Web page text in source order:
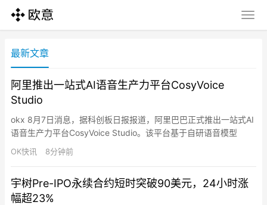
最新文章
阿里推出一站式AI语音生产力平台CosyVoice
Studio
okx 8月7日消息，据科创板日报报道，阿里巴巴正式推出一站式AI
语音生产力平台CosyVoice Studio。该平台基于自研语音模型
Qwen-Audio，包含语音记录CosyFlow、语音智能体CosyAgent和
音频内容创作工具CosyCreative等功能。
OK快讯 8分钟前
宇树Pre-IPO永续合约短时突破90美元，24小时涨
幅超23%